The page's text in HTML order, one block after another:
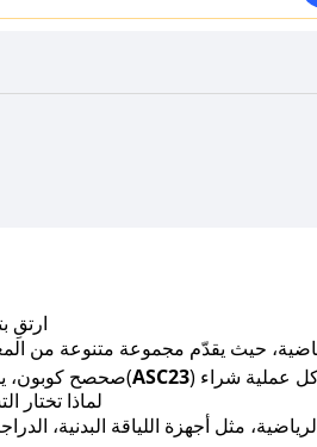
ارتقِ
صحصح كوبون،(ASC23 عملية شراء
لماذا
مثل أجهزة اللياقة البدنية،